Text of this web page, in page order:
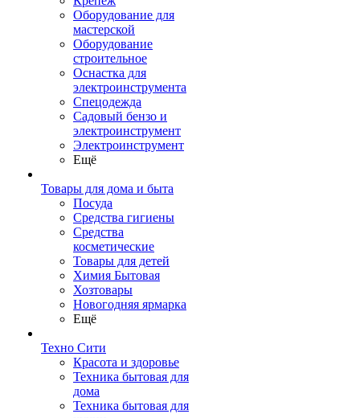
Оборудование для
мастерской
Оборудование
строительное
Оснастка для
электроинструмента
Спецодежда
Садовый бензо и
электроинструмент
Электроинструмент
Ещё
Товары для дома и быта
Посуда
Средства гигиены
Средства
косметические
Товары для детей
Химия Бытовая
Хозтовары
Новогодняя ярмарка
Ещё
Техно Сити
Красота и здоровье
Техника бытовая для
дома
Техника бытовая для